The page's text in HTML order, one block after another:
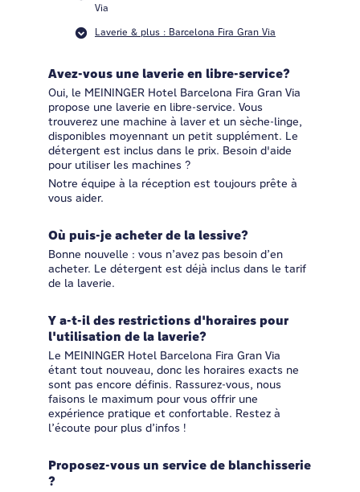
Via
Laverie & plus : Barcelona Fira Gran Via
Avez-vous une laverie en libre-service?
Oui, le MEININGER Hotel Barcelona Fira Gran Via
propose une laverie en libre-service. Vous
trouverez une machine à laver et un sèche-linge,
disponibles moyennant un petit supplément. Le
détergent est inclus dans le prix. Besoin d'aide
pour utiliser les machines ?
Notre équipe à la réception est toujours prête à
vous aider.
Où puis-je acheter de la lessive?
Bonne nouvelle : vous n’avez pas besoin d’en
acheter. Le détergent est déjà inclus dans le tarif
de la laverie.
Y a-t-il des restrictions d'horaires pour
l'utilisation de la laverie?
Le MEININGER Hotel Barcelona Fira Gran Via
étant tout nouveau, donc les horaires exacts ne
sont pas encore définis. Rassurez-vous, nous
faisons le maximum pour vous offrir une
expérience pratique et confortable. Restez à
l’écoute pour plus d’infos !
Proposez-vous un service de blanchisserie
?